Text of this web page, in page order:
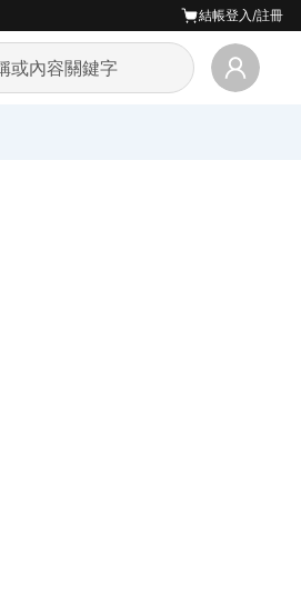
結帳登入/註冊